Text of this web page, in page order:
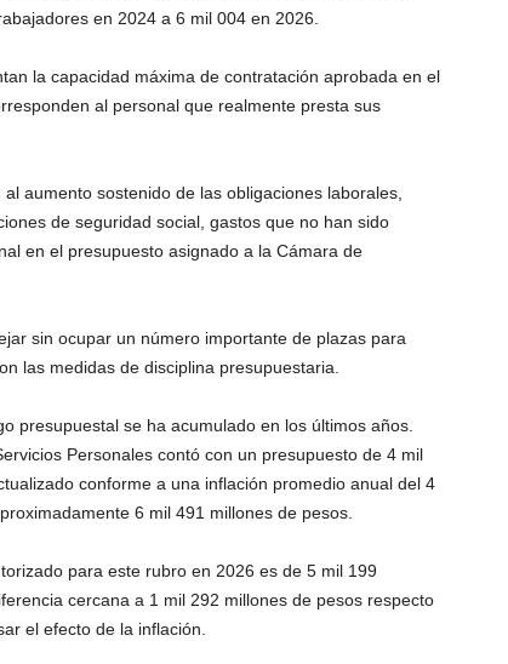
en 2024 a 6 mil 004 en 2026.
la capacidad máxima de contratación aprobada en el
al personal que realmente presta sus
aumento sostenido de las obligaciones laborales,
de seguridad social, gastos que no han sido
en el presupuesto asignado a la Cámara de
sin ocupar un número importante de plazas para
las medidas de disciplina presupuestaria.
presupuestal se ha acumulado en los últimos años.
Personales contó con un presupuesto de 4 mil
conforme a una inflación promedio anual del 4
6 mil 491 millones de pesos.
para este rubro en 2026 es de 5 mil 199
cercana a 1 mil 292 millones de pesos respecto
el efecto de la inflación.